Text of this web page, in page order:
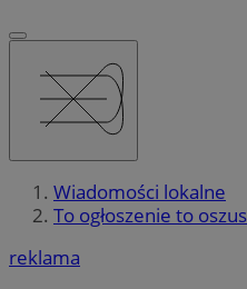
Wiadomości lokalne
To ogłoszenie to
reklama